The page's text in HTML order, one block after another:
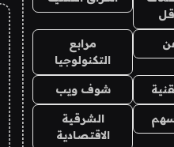
مرابع
التكنولوجيا
شوف ويب
الشرقية
الاقتصادية